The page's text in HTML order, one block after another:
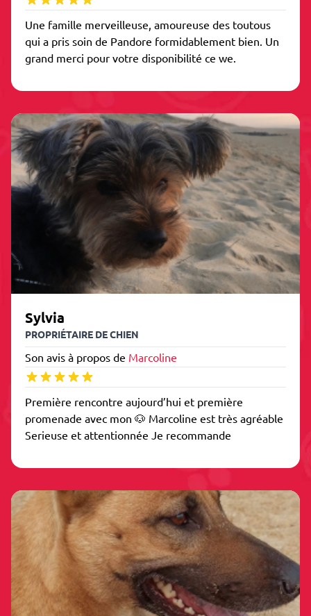
Une famille merveilleuse, amoureuse des toutous
qui a pris soin de Pandore formidablement bien. Un
grand merci pour votre disponibilité ce we.
Sylvia
PROPRIÉTAIRE DE CHIEN
Son avis à propos de Marcoline
Première rencontre aujourd’hui et première
promenade avec mon 🐶 Marcoline est très agréable
Serieuse et attentionnée Je recommande